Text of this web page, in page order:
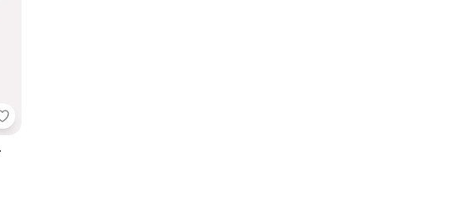
Milon - Camiseta Infantil Menino Carro Branco